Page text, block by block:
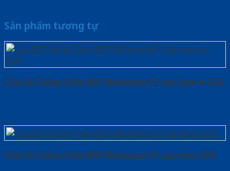
Sản phẩm tương tự
Cửa Gỗ Chống Cháy MDF Melamine P1 van kem-a-SGD
Cửa Gỗ Chống Cháy MDF Melamine P1 van kem-SGD